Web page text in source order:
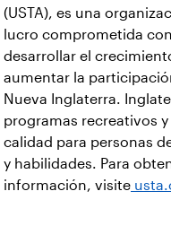
(USTA), es una
lucro comprometida
desarrollar el
aumentar la
Nueva Inglaterra.
programas recreativos
calidad para personas
y habilidades. Para
información, visite